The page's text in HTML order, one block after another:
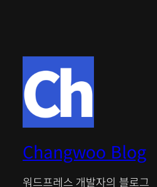
Changwoo Blog
워드프레스 개발자의 블로그